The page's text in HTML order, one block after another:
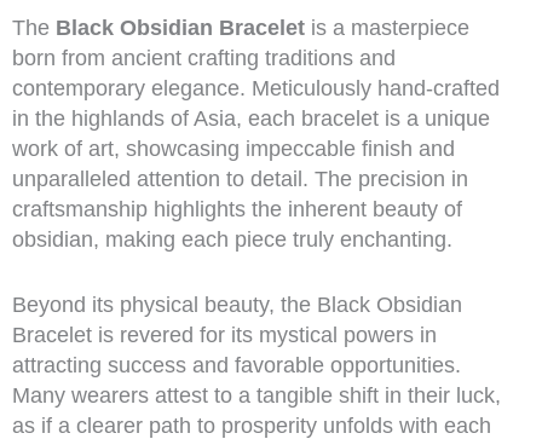
The Black Obsidian Braceletis a masterpiece
born from ancient crafting traditions and
contemporary elegance. Meticulously hand-crafted
in the highlands of Asia, each bracelet is a unique
work of art, showcasing impeccable finish and
unparalleled attention to detail. The precision in
craftsmanship highlights the inherent beauty of
obsidian, making each piece truly enchanting.
Beyond its physical beauty, the Black Obsidian
Bracelet is revered for its mystical powers in
attracting success and favorable opportunities.
Many wearers attest to a tangible shift in their luck,
as if a clearer path to prosperity unfolds with each